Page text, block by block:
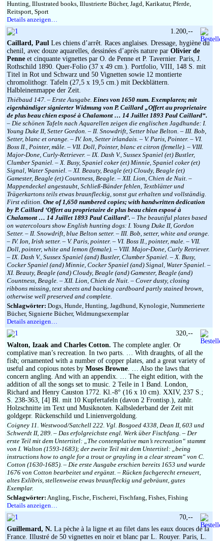
Hunting, Illustrated books, Illustrierte Bücher, Jagd, Karikatur, Pferde,
Reitsport, Sport
Details anzeigen…
Caillard, Paul Les chiens d’arrêt. Races anglaises. Dressage, hygiène du
chenil, avec douze aquarelles, dessinées d’après nature par Olivier de
Penne et cinquante vignettes par O. de Penne et P. Tavernier. Paris, J.
Rothschild 1890. Quer-Folio (37 x 49 cm.). Portfolio, VIII, 148 S. mit
Titel in Rot und Schwarz und 50 Vignetten sowie 12 montierte
chromolithogr. Tafeln (27,5 x 19,5 cm.) mit Deckblättern.
Halbleinenmappe der Zeit.
Thiébaud 147. – Erste Ausgabe. Eines von 1650 num. Exemplaren; mit
eigenhändiger signierter Widmung von P. Caillard „Offert au proprietaire
de plus beau chien esposé à Chalamont … 14 Juillet 1893 Paul Caillard“.
– Die schönen Tafeln nach Aquarellen zeigen die englischen Jagdhunde: I.
Young Duke II, Setter Gordon. – II. Snowdrift, Setter blue Belton. – III. Bob,
Setter, blanc et orange. – IV. Ion, Setter irlandais. – V. Paris, Pointer. – VI.
Boss II., Pointer, mâle. – VII. Doll, Pointer, blanc et citron (femelle). – VIII.
Major-Done, Curly-Retriever. – IX. Dash V., Sussex Spaniel (et) Bustler,
Clumber Spaniel. – X. Busy, Spaniel coker (et) Minnie, Spaniel coker (et)
Signal, Water Spaniel. – XI. Beauty, Beagle (et) Cloudy, Beagle (et)
Gamester, Beagle (et) Countness, Beagle. – XII. Lion, Chien de Nuit. –
Mappendeckel angestaubt, Schließ-Bänder fehlen, Textblätter und
Trägerkartons teils etwas braunfleckig, sonst gut erhalten und vollständig.
First edition. One of 1,650 numbered copies; with handwritten dedication
by P. Caillard ‘Offert au proprietaire de plus beau chien esposé à
Chalamont … 14 Juillet 1893 Paul Caillard’. – The beautiful plates based
on watercolours show English hunting dogs: I. Young Duke II, Gordon
Setter. – II. Snowdrift, blue Belton setter. – III. Bob, setter, white and orange.
– IV. Ion, Irish setter. – V. Paris, pointer. – VI. Boss II., pointer, male. – VII.
Doll, pointer, white and lemon (female). – VIII. Major-Done, Curly Retriever.
– IX. Dash V., Sussex Spaniel (and) Bustler, Clumber Spaniel. – X. Busy,
Cocker Spaniel (and) Minnie, Cocker Spaniel (and) Signal, Water Spaniel. –
XI. Beauty, Beagle (and) Cloudy, Beagle (and) Gamester, Beagle (and)
Countness, Beagle. – XII. Lion, Chien de Nuit. – Cover dusty, closing
ribbons missing, text sheets and backing cardboard partly stained brown,
otherwise well preserved and complete.
Schlagwörter: Dogs, Hunde, Hunting, Jagdhund, Kynologie, Nummerierte
Bücher, Signierte Bücher, Widmungsexemplar
Details anzeigen…
1.200,--
Walton, Izaak and Charles Cotton. The complete angler. Or
complative man’s recreation. In two parts. … With draughts, of all the
fish; ornamented with a number of copper plates, and a great variety of
useful and copious notes by Moses Browne. … Also the laws that
concern angling. And with an appendix. … The eight edition, with the
addition of all the songs set to music. 2 Teile in 1 Band. London,
Richard and Henry Causton 1772. Kl.-8° (16 x 10 cm). XXIV, 237 S.;
S. 238-363, [4] Bl. mit 10 Kupfertafeln (davon 2 Frontisp.), zahlr.
Holzschnitte im Text und Musiknoten. Kalbslederband der Zeit mit
goldgepr. Rückenschild und Linienvergoldung.
Coigney 11. Westwood/Satchell 222. Vgl. Bosgoed 4338, Dean II, 603 und
Schwerdt II, 289. – Das erfolgreichste engl. Werk über Fischfang. – Der
erste Teil mit dem Untertitel: „The contemplative man’s recreation“ stammt
von I. Walton (1593-1683); der zweite Teil mit dem Untertitel: „being
instructions how to angle for a trout or grayling in a clear stream“ von C.
Cotton (1630-1685). – Die erste Ausgabe erschien bereits 1653 und wurde
1676 von Cotton bearbeitet und ergänzt. – Rücken fachgerecht erneuert,
altes Exlibris, stellenweise etwas braunfleckig und gebräunt, gutes
Exemplar.
Schlagwörter: Angling, Fische, Fischerei, Fischfang, Fishes, Fishing
Details anzeigen…
320,--
Guillemard, N. La pèche à la ligne et au filet dans les eaux douces de la
France. Illustré de 50 vignettes en noir et blanc par L. Rouyer. Paris, L.
70,--